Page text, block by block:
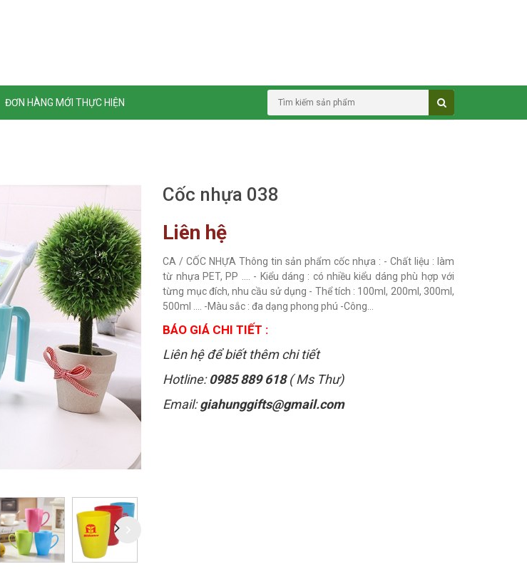
ĐƠN HÀNG MỚI THỰC HIỆN
Cốc nhựa 038
Liên hệ
CA / CỐC NHỰA Thông tin sản phẩm cốc nhựa : - Chất liệu : làm
từ nhựa PET, PP .... - Kiểu dáng : có nhiều kiểu dáng phù hợp với
từng mục đích, nhu cầu sử dụng - Thể tích : 100ml, 200ml, 300ml,
500ml .... -Màu sắc : đa dạng phong phú -Công...
BÁO GIÁ CHI TIẾT :
Liên hệ để biết thêm chi tiết
Hotline:0985 889 618( Ms Thư)
Email:giahunggifts@gmail.com